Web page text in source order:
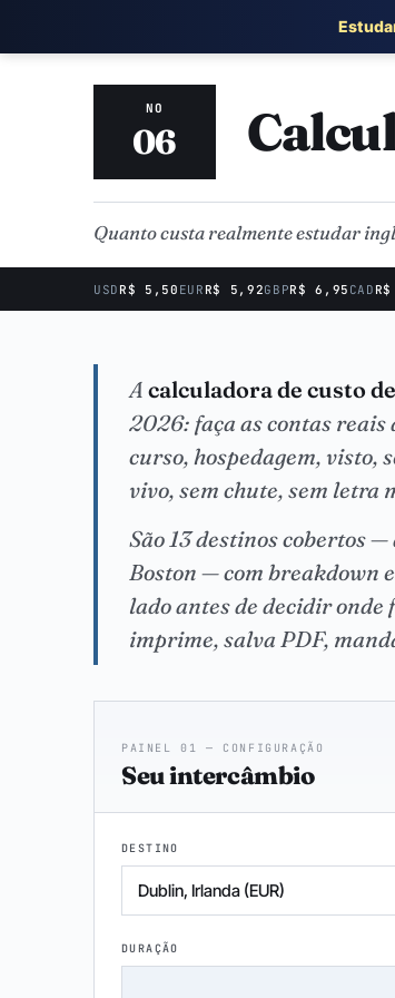
NO
06
Quanto custa realmente estudar
USD R$ 5,50 EUR R$ 5,92GBPR$ 6,95 CAD
A calculadora de custo
2026: faça as contas
curso, hospedagem, visto,
vivo, sem chute, sem letra
São 13 destinos cobertos
Boston — com breakdown
lado antes de decidir onde
imprime, salva PDF,
PAINEL 01 — CONFIGURAÇÃO
Seu intercâmbio
DESTINO
DURAÇÃO